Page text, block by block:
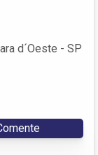
d´Oeste - SP